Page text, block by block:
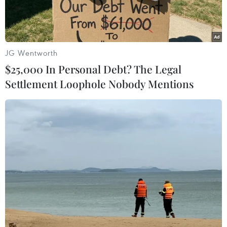
South Wales, Australia. (Ảnh: AFP/TTXVN)
Cơ quan quản lý nước bang New South Wales,
Australia (WaterNSW) mới đây cho biết tình
trạng hạn hán đã khiến cho lượng nước chảy
JG Wentworth
$25,000 In Personal Debt? The Legal
Settlement Loophole Nobody Mentions